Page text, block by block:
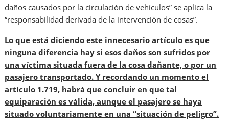
daños causados por la circulación de vehículos” se aplica la
“responsabilidad derivada de la intervención de cosas”.
Lo que está diciendo este innecesario artículo es que
ninguna diferencia hay si esos daños son sufridos por
una víctima situada fuera de la cosa dañante, o por un
pasajero transportado. Y recordando un momento el
artículo 1.719, habrá que concluir en que tal
equiparación es válida, aunque el pasajero se haya
situado voluntariamente en una “situación de peligro”.